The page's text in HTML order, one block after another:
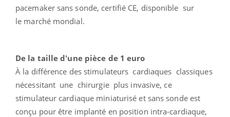
pacemaker sans sonde, certifié CE, disponible sur
le marché mondial.
De la taille d'une pièce de 1 euro
À la différence des stimulateurs cardiaques classiques
nécessitant une chirurgie plus invasive, ce
stimulateur cardiaque miniaturisé et sans sonde est
conçu pour être implanté en position intra‐cardiaque,